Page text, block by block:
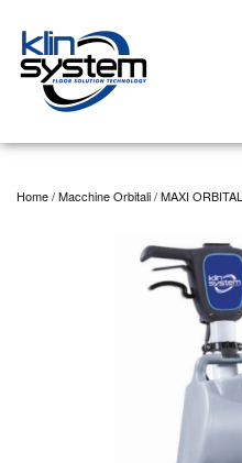
Skip to main content
Home/Macchine Orbitali/ MAXI